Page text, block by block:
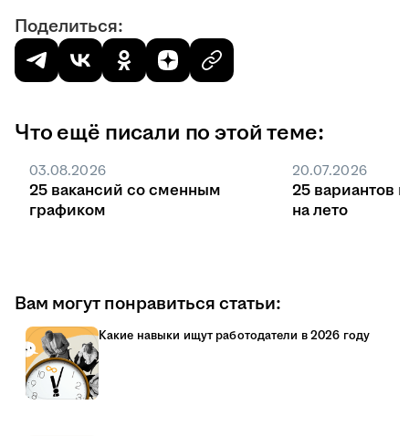
Поделиться:
Что ещё писали по этой теме:
03.08.2026
25 вакансий со сменным
графиком
20.07.2026
25 вариантов
на лето
Вам могут понравиться статьи:
Какие навыки ищут работодатели в 2026 году